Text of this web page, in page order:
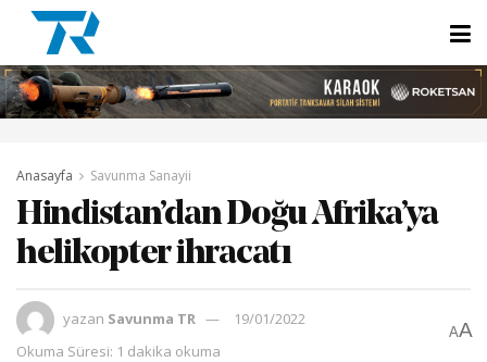
Anasayfa Savunma Sanayii
Hindistan’dan Doğu Afrika’ya
helikopter ihracatı
yazan Savunma TR
19/01/2022
Okuma Süresi: 1 dakika okuma
AA